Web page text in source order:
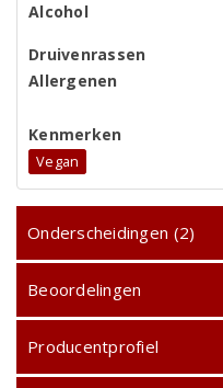
Alcohol
Druivenrassen
Allergenen
Kenmerken
Vegan
Onderscheidingen (2)
Beoordelingen
Producentprofiel